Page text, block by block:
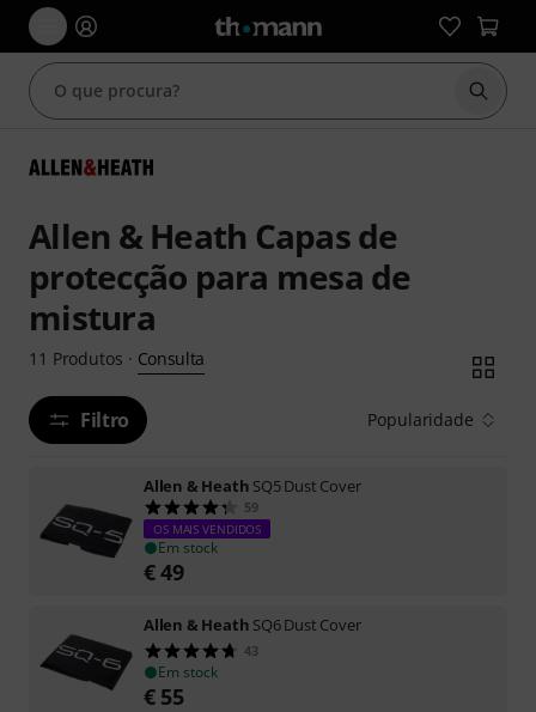
Iniciar
Allen & Heath Capas de
protecção para mesa de
mistura
11 Produtos · Consulta
Filtro Popularidade
Allen & Heath SQ5 Dust Cover
59
OS MAIS VENDIDOS
Em stock
€49
Allen & Heath SQ6 Dust Cover
43
Em stock
€ 55